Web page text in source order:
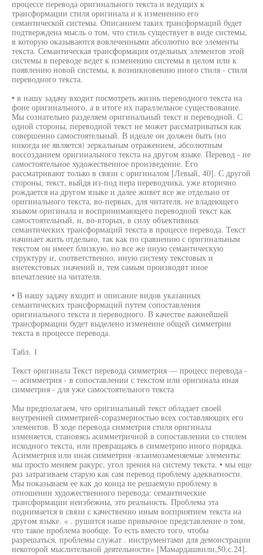
процессе перевода оригинального текста и ведущих к
трансформации стиля оригинала и к изменению его
семантической системы. Описанием таких трансформаций будет
подтверждена мысль о том, что стиль существует в виде системы,
в которую оказываются вовлеченными абсолютно все элементы
текста. Семантическая трансформация отдельных элементов этой
системы в переводе ведет к изменению системы в целом или к
появлению новой системы, к возникновению иного стиля - стиля
переводного текста.
• в нашу задачу входит посмотреть жизнь переводного текста на
фоне оригинального, а в итоге их параллельное существование.
Мы сознательно разделяем оригинальный текст и переводной. С
одной стороны, переводной текст не может рассматриваться как
совершенно самостоятельный. В идеале он должен быть (но
никогда не является) зеркальным отражением, абсолютным
воссозданием оригинального текста на другом языке. Перевод - не
самостоятельное художественное произведение. Его
рассматривают только в связи с оригиналом [Левый, 40]. С другой
стороны, текст, выйдя из-под пера переводчика, уже вторично
рождается на другом языке и далее живет все же отдельно от
оригинального текста, во-первых, для читателя, не владеющего
языком оригинала и воспринимающего переводной текст как
самостоятельный, и, во-вторых, в силу объективных
семантических трансформаций текста в процессе перевода. Текст
начинает жить отдельно, так как по сравнению с оригинальным
текстом он имеет близкую, но все же иную семантическую
структуру и, соответственно, иную систему текстовых и
внетекстовых значений и, тем самым производит иное
впечатление на читателя.
• В нашу задачу входит и описание видов указанных
семантических трансформаций путем сопоставления
оригинального текста и переводного. В качестве важнейшей
трансформации будет выделено изменение общей симметрии
текста в процессе перевода.
Табл. 1
Текст оригинала Текст перевода симметрия — процесс перевода -
-- асимметрия - в сопоставлении с текстом или оригинала иная
симметрия - для уже самостоятельного текста
Мы предполагаем, что оригинальный текст обладает своей
внутренней симметрией-соразмерностью всех составляющих его
элементов. В ходе перевода симметрия стиля оригинала
изменяется, становясь асимметричной в сопоставлении со стилем
исходного текста, или превращаясь в симметрию иного порядка.
Асимметрия или иная симметрия -взаимозаменяемые элементы:
мы просто меняем ракурс, угол зрения на систему текста. • мы еще
раз затрагиваем старую как сам перевод проблему адекватности.
Мы показываем ее как до конца не решаемую проблему в
отношении художественного перевода: семантические
трансформации неизбежны, это реальность. Проблема эта
поднимается в связи с качественно иным восприятием текста на
другом языке. « . рушится наше привычное представление о том,
что такое проблема вообще. То есть вместо того, чтобы
разрешаться, проблемы служат . инструментами для демонстрации
некоторой мыслительной деятельности» [Мамардашвили,50,с.24].